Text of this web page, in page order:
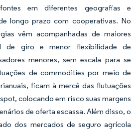
em diferentes geografias e
longo prazo com cooperativas. No
vêm acompanhadas de maiores
de giro e menor flexibilidade de
menores, sem escala para se
de commodities por meio de
ficam à mercê das flutuações
colocando em risco suas margens
de oferta escassa. Além disso, o
dos mercados de seguro agrícola